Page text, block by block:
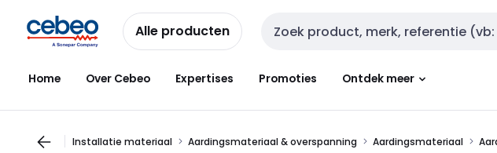
naar
navigatie
naar
inhoud
Alle producten Zoekveld invoer
Home Over Cebeo Expertises Promoties Ontdek meer
Installatie materiaal Aardingsmateriaal & overspanning Aardingsmateriaal